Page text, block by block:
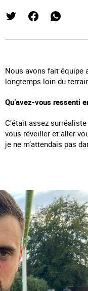
Nous avons fait équipe
longtemps loin du
Qu’avez-vous ressenti
C’était assez
vous réveiller et aller
je ne m’attendais pas